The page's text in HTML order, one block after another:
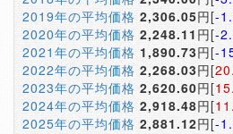
2019年の平均価格 2,306.05円[-
2020年の平均価格 2,248.11 円[-
2021年の平均価格 1,890.73円[-
2022年の平均価格 2,268.03円[
2023年の平均価格 2,620.60円[
2024年の平均価格 2,918.48円[
2025年の平均価格 2,881.12円[-